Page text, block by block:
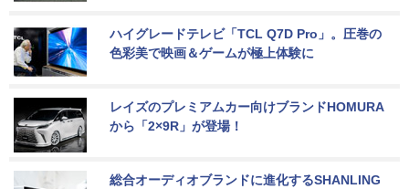
ハイグレードテレビ「TCL Q7D Pro」。圧巻の
色彩美で映画＆ゲームが極上体験に
レイズのプレミアムカー向けブランドHOMURA
から「2×9R」が登場！
総合オーディオブランドに進化するSHANLING